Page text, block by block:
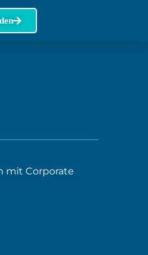
mit Corporate